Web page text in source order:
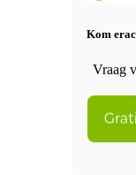
Kom
Vraag